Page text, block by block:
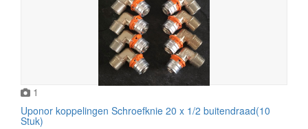
1
Uponor koppelingen Schroefknie 20 x 1/2 buitendraad(10
Stuk)